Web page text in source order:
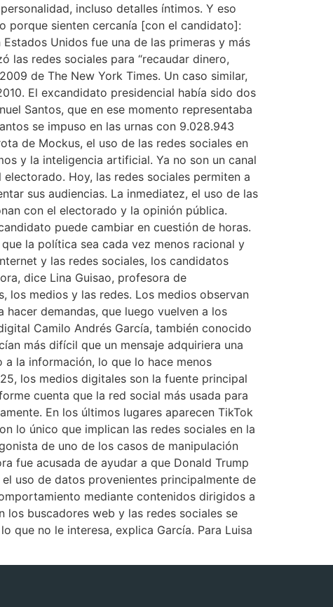
incluso detalles íntimos. Y eso
porque sienten cercanía [con el candidato]:
Estados Unidos fue una de las primeras y más
las redes sociales para “recaudar dinero,
de The New York Times. Un caso similar,
El excandidato presidencial había sido dos
Santos, que en ese momento representaba
se impuso en las urnas con 9.028.943
de Mockus, el uso de las redes sociales en
y la inteligencia artificial. Ya no son un canal
Hoy, las redes sociales permiten a
sus audiencias. La inmediatez, el uso de las
con el electorado y la opinión pública.
puede cambiar en cuestión de horas.
la política sea cada vez menos racional y
y las redes sociales, los candidatos
dice Lina Guisao, profesora de
los medios y las redes. Los medios observan
demandas, que luego vuelven a los
Camilo Andrés García, también conocido
más difícil que un mensaje adquiriera una
a la información, lo que lo hace menos
los medios digitales son la fuente principal
cuenta que la red social más usada para
En los últimos lugares aparecen TikTok
lo único que implican las redes sociales en la
de uno de los casos de manipulación
fue acusada de ayudar a que Donald Trump
uso de datos provenientes principalmente de
mediante contenidos dirigidos a
los buscadores web y las redes sociales se
que no le interesa, explica García. Para Luisa